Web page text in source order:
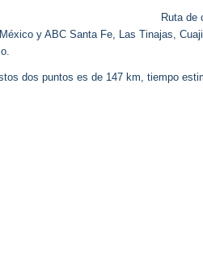
Ruta de
y ABC Santa Fe, Las Tinajas,
dos puntos es de 147 km, tiempo